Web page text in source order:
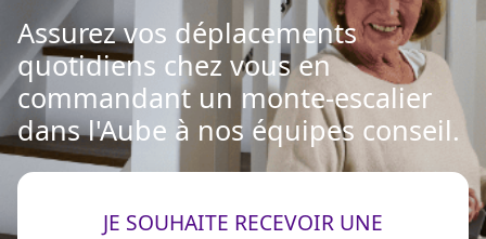
Assurez vos déplacements
quotidiens chez vous en
commandant un monte-escalier
dans l'Aube à nos équipes conseil.
JE SOUHAITE RECEVOIR UNE